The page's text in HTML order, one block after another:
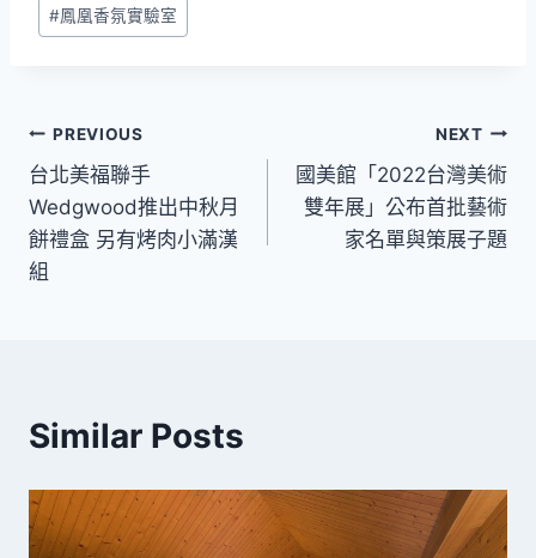
#鳳凰香氛實驗室
文
章
導
覽
PREVIOUS
台北美福聯手
Wedgwood推出中秋月
餅禮盒 另有烤肉小滿漢
組
NEXT
國美館「2022台灣美術
雙年展」公布首批藝術
家名單與策展子題
Similar Posts